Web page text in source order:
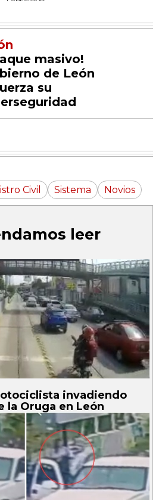
masivo!
de León
su
Civil Sistema Novios
leer
invadiendo
la Oruga en León